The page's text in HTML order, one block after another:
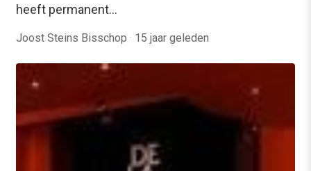
heeft permanent…
Joost Steins Bisschop · 15 jaar geleden